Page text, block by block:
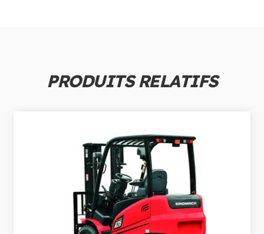
PRODUITS RELATIFS